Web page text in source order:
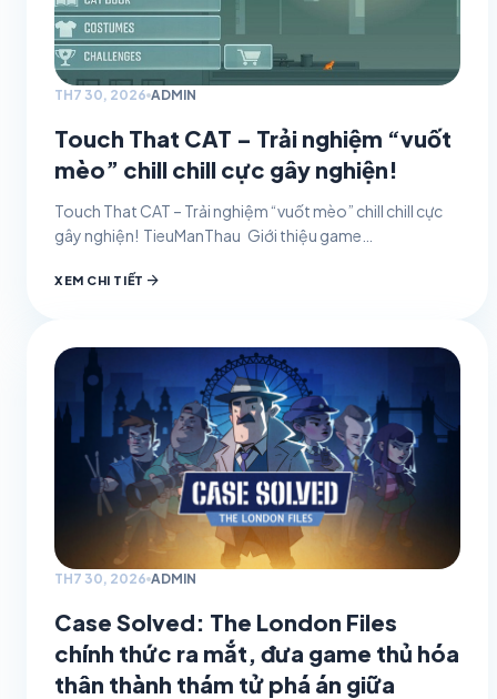
TH7 30, 2026 ADMIN
Touch That CAT – Trải nghiệm “vuốt
mèo” chill chill cực gây nghiện!
Touch That CAT – Trải nghiệm “vuốt mèo” chill chill cực
gây nghiện! TieuManThau Giới thiệu game
XEM CHI TIẾT arrow_forward
TH7 30, 2026 ADMIN
Case Solved: The London Files
chính thức ra mắt, đưa game thủ hóa
thân thành thám tử phá án giữa